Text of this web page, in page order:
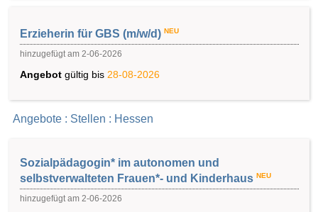
Erzieherin für GBS (m/w/d) NEU
hinzugefügt am 2-06-2026
Angebot gültig bis 28-08-2026
Angebote : Stellen : Hessen
Sozialpädagogin* im autonomen und
selbstverwalteten Frauen*- und Kinderhaus NEU
hinzugefügt am 2-06-2026